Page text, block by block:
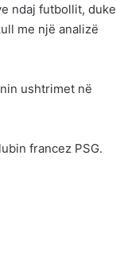
ndaj futbollit, duke
me një analizë
ushtrimet në
francez PSG.